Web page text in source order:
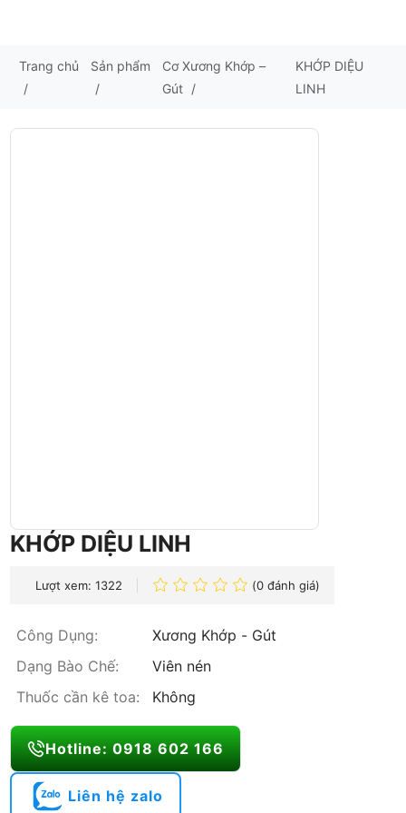
Trang chủ
/
Sản phẩm
/
Cơ Xương Khớp –
Gút /
KHỚP DIỆU
LINH
KHỚP DIỆU LINH
Lượt xem: 1322 (0 đánh giá)
Công Dụng:
Xương Khớp - Gút
Dạng Bào Chế:
Viên nén
Thuốc cần kê toa:
Không
Hotline: 0918 602 166
Liên hệ zalo